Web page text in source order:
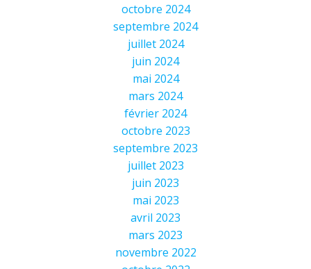
octobre 2024
septembre 2024
juillet 2024
juin 2024
mai 2024
mars 2024
février 2024
octobre 2023
septembre 2023
juillet 2023
juin 2023
mai 2023
avril 2023
mars 2023
novembre 2022